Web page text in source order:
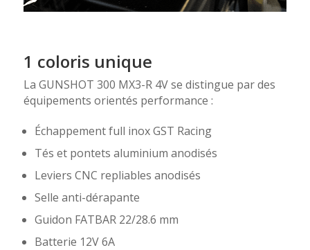
1 coloris unique
La GUNSHOT 300 MX3-R 4V se distingue par des
équipements orientés performance :
Échappement full inox GST Racing
Tés et pontets aluminium anodisés
Leviers CNC repliables anodisés
Selle anti-dérapante
Guidon FATBAR 22/28.6 mm
Batterie 12V 6A